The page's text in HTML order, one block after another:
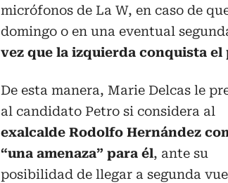
micrófonos de La W, en caso de
domingo o en una eventual
vez que la izquierda conquista el
De esta manera, Marie Delcas le
al candidato Petro si considera al
exalcalde Rodolfo Hernández
“una amenaza” para él, ante su
posibilidad de llegar a segunda